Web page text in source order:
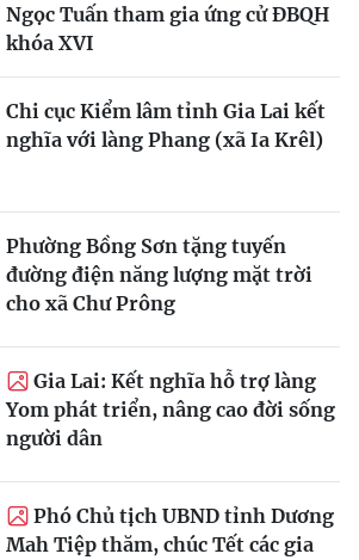
Ngọc Tuấn tham gia ứng cử ĐBQH
khóa XVI
Chi cục Kiểm lâm tỉnh Gia Lai kết
nghĩa với làng Phang (xã Ia Krêl)
Phường Bồng Sơn tặng tuyến
đường điện năng lượng mặt trời
cho xã Chư Prông
Gia Lai: Kết nghĩa hỗ trợ làng
Yom phát triển, nâng cao đời sống
người dân
Phó Chủ tịch UBND tỉnh Dương
Mah Tiệp thăm, chúc Tết các gia